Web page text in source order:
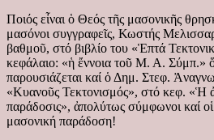
Ποιός εἶναι ὁ Θεός τῆς μασονικῆς
μασόνοι συγγραφεῖς, Κωστής
βαθμοῦ, στό βιβλίο του «Ἑπτά
κεφάλαιο: «ἡ ἔννοια τοῦ Μ. Α. Σύμπ.»
παρουσιάζεται καί ὁ Δημ. Στεφ.
«Κυανοῦς Τεκτονισμός», στό κεφ. «Ἡ
παράδοσις», ἀπολύτως σύμφωνοι καί οἱ
μασονική παράδοση!